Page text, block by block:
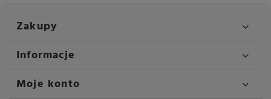
Zakupy
Informacje
Moje konto